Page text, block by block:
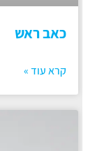
כאב ראש
קרא עוד »